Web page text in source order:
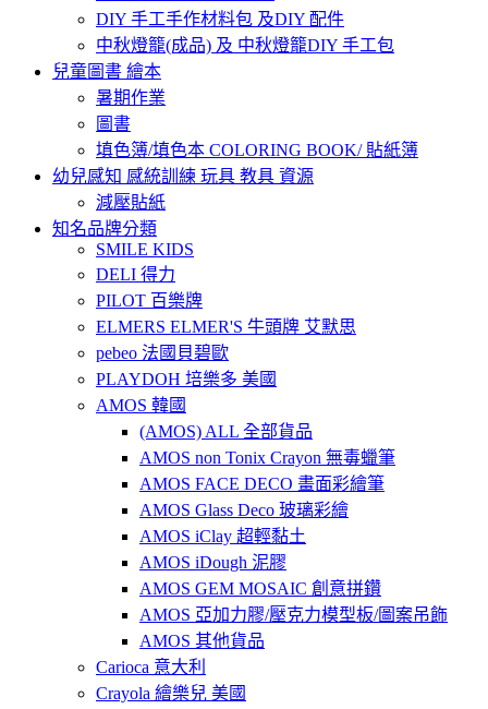
DIY 手工手作材料包 及DIY 配件
中秋燈籠(成品) 及 中秋燈籠DIY 手工包
兒童圖書 繪本
暑期作業
圖書
填色簿/填色本 COLORING BOOK/ 貼紙簿
幼兒感知 感統訓練 玩具 教具 資源
減壓貼紙
知名品牌分類
SMILE KIDS
DELI 得力
PILOT 百樂牌
ELMERS ELMER'S 牛頭牌 艾默思
pebeo 法國貝碧歐
PLAYDOH 培樂多 美國
AMOS 韓國
(AMOS) ALL 全部貨品
AMOS non Tonix Crayon 無毒蠟筆
AMOS FACE DECO 畫面彩繪筆
AMOS Glass Deco 玻璃彩繪
AMOS iClay 超輕黏土
AMOS iDough 泥膠
AMOS GEM MOSAIC 創意拼鑽
AMOS 亞加力膠/壓克力模型板/圖案吊飾
AMOS 其他貨品
Carioca 意大利
Crayola 繪樂兒 美國